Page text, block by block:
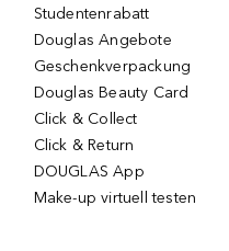
Studentenrabatt
Douglas Angebote
Geschenkverpackung
Douglas Beauty Card
Click & Collect
Click & Return
DOUGLAS App
Make-up virtuell testen